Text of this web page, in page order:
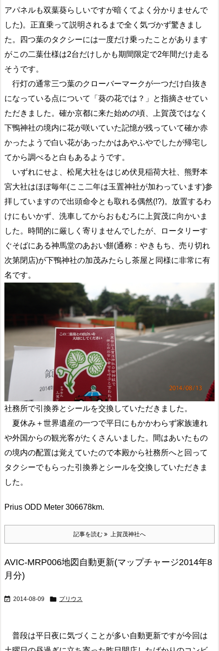
アパネルも双葉葵らしいですが暗くてよく分かりませんで
した)。正直乗って説明されるまで全く気づかず驚きまし
た。四つ葉のタクシーには一度だけ乗ったことがあります
がこの二葉仕様は2台だけしかも期間限定で2年間だけ走る
そうです。
行灯の通常三つ葉のクローバーマークが一つだけ白抜き
になっている点について「葵の花では？」と指摘させてい
ただきました。確か京都に来た始めの頃、上賀茂ではなく
下鴨神社の境内に花が咲いていた記憶が残っていて確か赤
かったようで白い花があったかはあやふやでしたが帰宅し
てから調べると白もあるようです。
いずれにせよ、松尾大社をはじめ伏見稲荷大社、熊野本
宮大社はほぼ毎年(ここ二年は玉置神社が加わっています)参
拝していますので出頭命令とも取れる偶然(!?)。放置するわ
けにもいかず、洗車してからおもむろに上賀茂に向かいま
した。時間的に厳しく寄りませんでしたが、ロータリーす
ぐそばにある神馬堂のあおい餅(通称：やきもち、売り切れ
次第閉店)が下鴨神社の加茂みたらし茶屋と同様に非常に有
名です。
社務所で引換券とシールを交換していただきました。
夏休み＋世界遺産の一つで平日にもかかわらず家族連れ
や外国からの観光客がたくさんいました。間はあいたもの
の境内の配置は覚えていたので本殿から社務所へと回って
タクシーでもらった引換券とシールを交換していただきま
した。
Prius ODD Meter 306678km.
記事を読む 上賀茂神社へ
AVIC-MRP006地図自動更新(マップチャージ2014年8
月分)
 2014-08-09  プリウス
普段は平日夜に気づくことが多い自動更新ですが今回は